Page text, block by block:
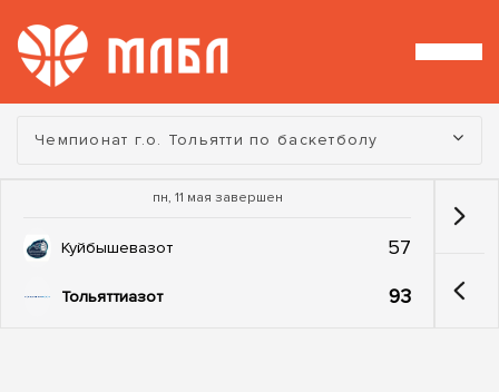
Турнир:
Чемпионат г.о. Тольятти по баскетболу
пн, 11 мая завершен
Куйбышевазот 57
Тольяттиазот 93